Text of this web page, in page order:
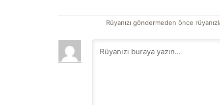
Rüyanızı göndermeden önce